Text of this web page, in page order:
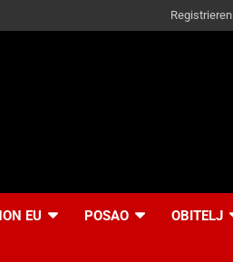
Registrieren
EU POSAO OBITELJ